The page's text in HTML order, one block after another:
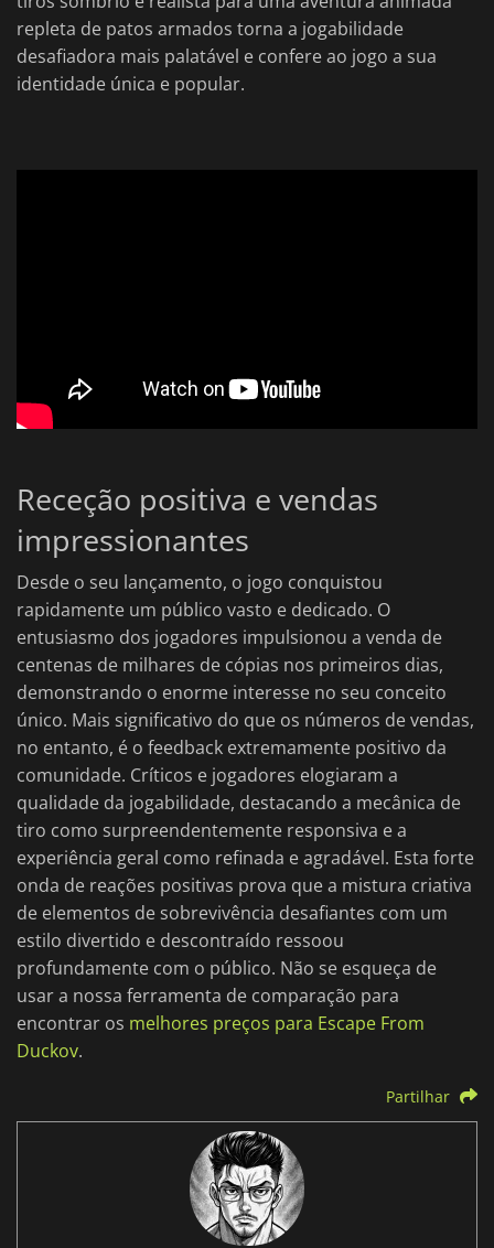
repleta de patos armados torna a jogabilidade
desafiadora mais palatável e confere ao jogo a sua
identidade única e popular.
Receção positiva e vendas
impressionantes
Desde o seu lançamento, o jogo conquistou
rapidamente um público vasto e dedicado. O
entusiasmo dos jogadores impulsionou a venda de
centenas de milhares de cópias nos primeiros dias,
demonstrando o enorme interesse no seu conceito
único. Mais significativo do que os números de vendas,
no entanto, é o feedback extremamente positivo da
comunidade. Críticos e jogadores elogiaram a
qualidade da jogabilidade, destacando a mecânica de
tiro como surpreendentemente responsiva e a
experiência geral como refinada e agradável. Esta forte
onda de reações positivas prova que a mistura criativa
de elementos de sobrevivência desafiantes com um
estilo divertido e descontraído ressoou
profundamente com o público. Não se esqueça de
usar a nossa ferramenta de comparação para
encontrar os melhores preços para Escape From
Duckov.
Partilhar